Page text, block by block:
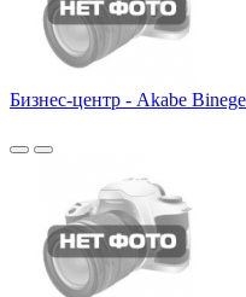
Бизнес-центр - Akabe